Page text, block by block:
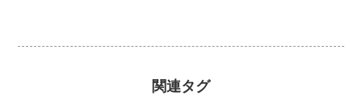
関連タグ